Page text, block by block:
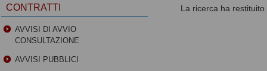
La ricerca ha restituito
CONTRATTI
AVVISI DI AVVIO
CONSULTAZIONE
AVVISI PUBBLICI